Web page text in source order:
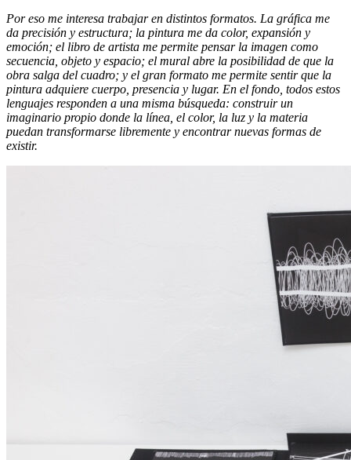
Por eso me interesa trabajar en distintos formatos. La gráfica me
da precisión y estructura; la pintura me da color, expansión y
emoción; el libro de artista me permite pensar la imagen como
secuencia, objeto y espacio; el mural abre la posibilidad de que la
obra salga del cuadro; y el gran formato me permite sentir que la
pintura adquiere cuerpo, presencia y lugar. En el fondo, todos estos
lenguajes responden a una misma búsqueda: construir un
imaginario propio donde la línea, el color, la luz y la materia
puedan transformarse libremente y encontrar nuevas formas de
existir.